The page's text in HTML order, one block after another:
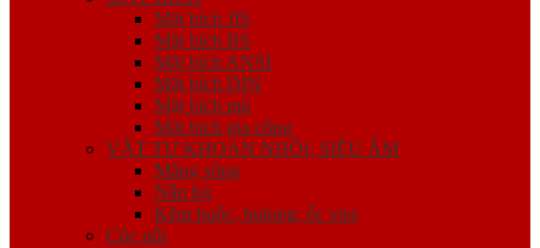
Mặt bích JIS
Mặt bích BS
Mặt bích ANSI
Mặt bích DIN
Mặt bích mù
Mặt bích gia công
VẬT TƯ KHOAN NHỒI, SIÊU ÂM
Măng sông
Nắp bịt
Kẽm buộc, bulong, ốc viss
Cóc nối